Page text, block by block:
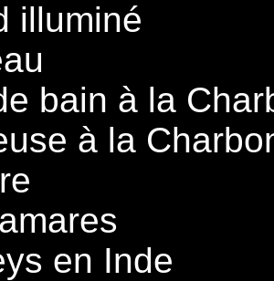
illuminé
bain à la
à la
en Inde